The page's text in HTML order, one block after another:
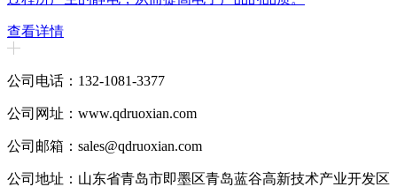
查看详情
公司电话： 132-1081-3377
公司网址： www.qdruoxian.com
公司邮箱： sales@qdruoxian.com
公司地址： 山东省青岛市即墨区青岛蓝谷高新技术产业开发区